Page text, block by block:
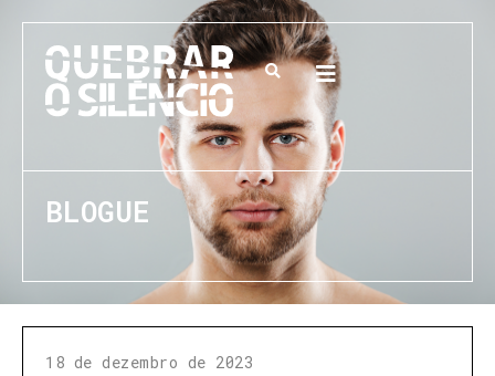
BLOGUE
18 de dezembro de 2023